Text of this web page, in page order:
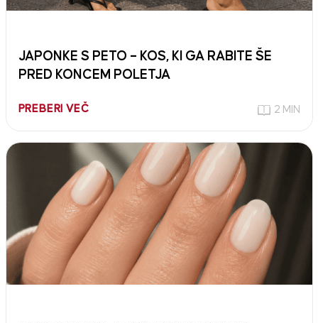
JAPONKE S PETO – KOS, KI GA RABITE ŠE
PRED KONCEM POLETJA
PREBERI VEČ 2 MIN